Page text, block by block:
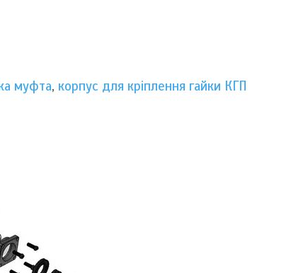
муфта, корпус для кріплення гайки КГП